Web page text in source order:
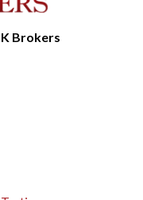
Brokers